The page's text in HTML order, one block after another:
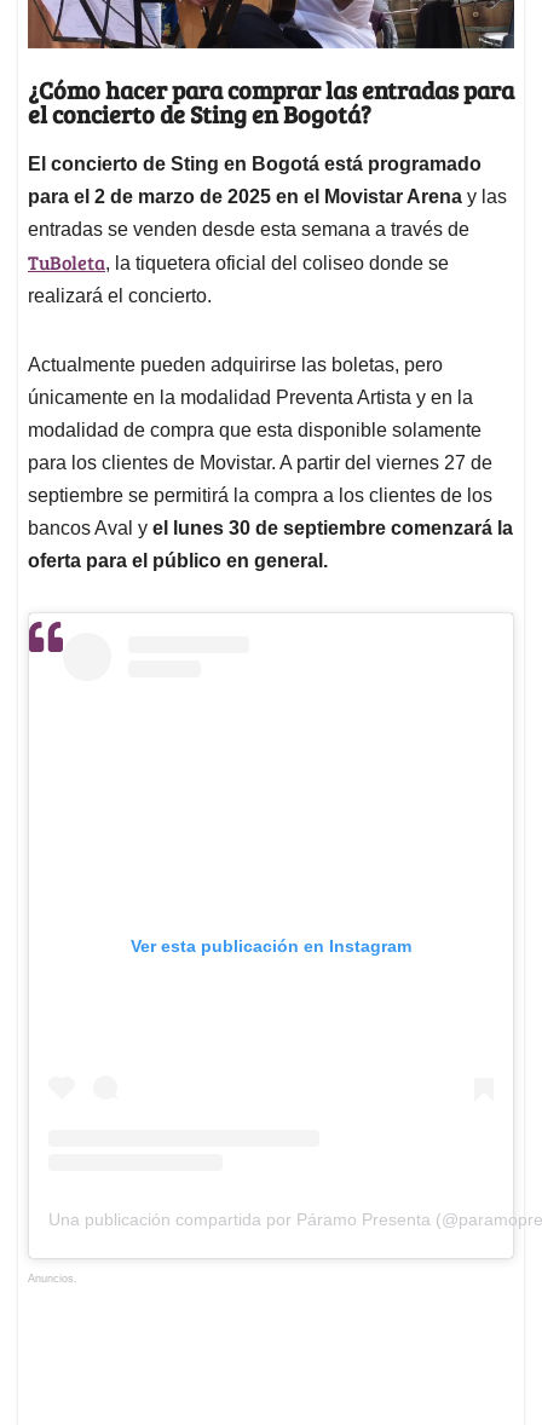
¿Cómo hacer para comprar las entradas para
el concierto de Sting en Bogotá?
El concierto de Sting en Bogotá está programado
para el 2 de marzo de 2025 en el Movistar Arena y las
entradas se venden desde esta semana a través de
TuBoleta, la tiquetera oficial del coliseo donde se
realizará el concierto.
Actualmente pueden adquirirse las boletas, pero
únicamente en la modalidad Preventa Artista y en la
modalidad de compra que esta disponible solamente
para los clientes de Movistar. A partir del viernes 27 de
septiembre se permitirá la compra a los clientes de los
bancos Aval y el lunes 30 de septiembre comenzará la
oferta para el público en general.
Ver esta publicación en Instagram
Una publicación compartida por Páramo Presenta
Anuncios.